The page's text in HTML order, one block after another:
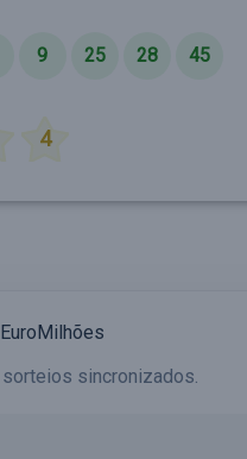
9 25 28 45
4
sincronizados.